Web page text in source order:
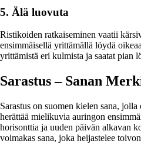
5. Älä luovuta
Ristikoiden ratkaiseminen vaatii
ensimmäisellä yrittämällä löydä
yrittämistä eri kulmista ja saatat pian
Sarastus – Sanan
Sarastus on suomen kielen sana,
herättää mielikuvia auringon
horisonttia ja uuden päivän alkavan
voimakas sana, joka heijastelee